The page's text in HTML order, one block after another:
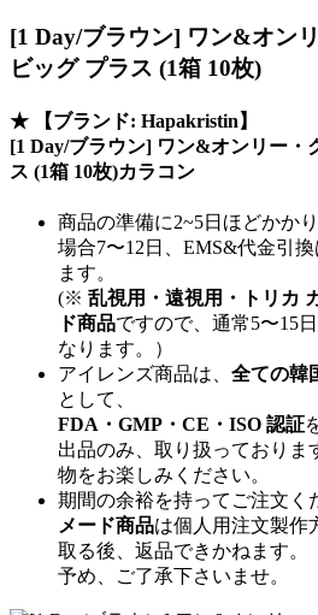
[1 Day/ブラウン] ワン&オン
ビッグ プラス (1箱 10枚)
★
【ブランド: Hapakristin】
[1 Day/ブラウン] ワン&オンリー・
ス (1箱 10枚)カラコン
商品の準備に2~5日ほどかか
場合7〜12日、EMS&代金引
ます。
(※ 乱視用・遠視用・トリカ
ド商品ですので、 通常5〜15
なります。）
アイレンズ商品は、 全ての韓
として、
FDA・GMP・CE・ISO 認証
出品のみ、取り扱っておりま
物をお楽しみください。
期間の余裕を持ってご注文く
メード商品は個人用注文製作
取る後、返品できかねます。
予め、ご了承下さいませ。